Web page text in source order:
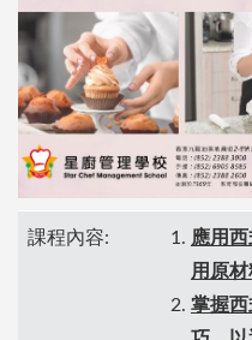
課程內容:
應用
用原材
掌握